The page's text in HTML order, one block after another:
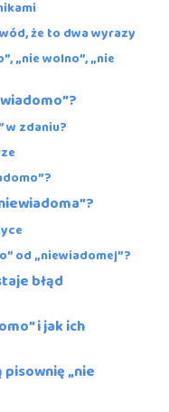
że to dwa wyrazy
„nie wolno”, „nie
w zdaniu?
od „niewiadomej”?
błąd
i jak ich
„nie